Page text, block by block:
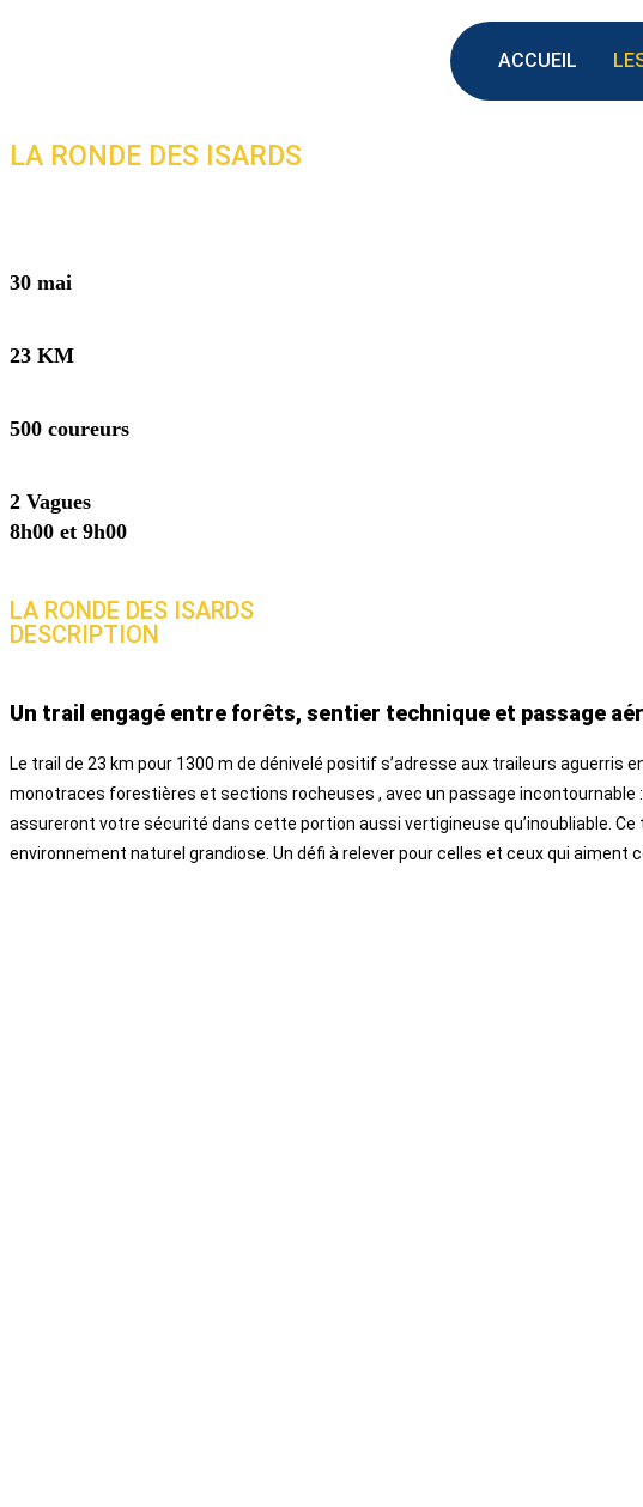
ACCUEIL
LA RONDE DES ISARDS
30 mai
23 KM
500 coureurs
2 Vagues
8h00 et 9h00
LA RONDE DES ISARDS
DESCRIPTION
Un trail engagé entre forêts, sentier technique et passage
Le trail de 23 km pour 1300 m de dénivelé positif s’adresse aux traileurs
monotraces forestières et sections rocheuses , avec un passage
assureront votre sécurité dans cette portion aussi vertigineuse qu’inoubliable.
environnement naturel grandiose. Un défi à relever pour celles et ceux qui aiment